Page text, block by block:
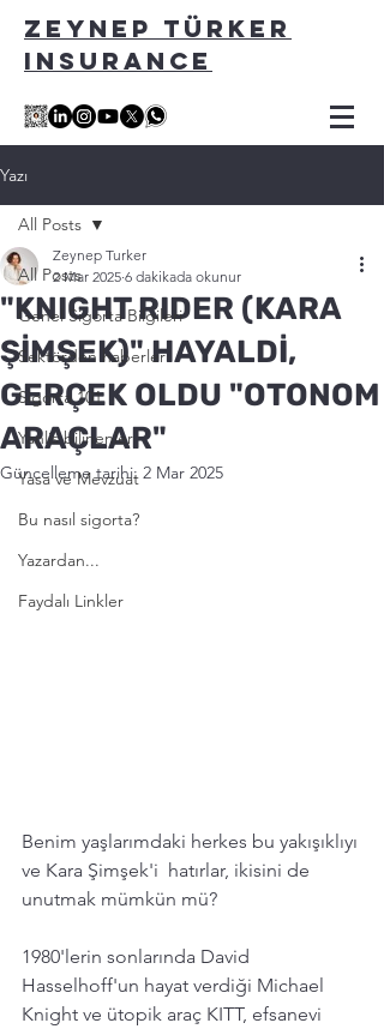
ZEYNEP TÜRKER
INSURANCE
Yazı
All Posts
Genel Sigorta Bilgileri
Sektörden haberler
Sigorta 101
Yanlis bilinenler
Yasa ve Mevzuat
Bu nasıl sigorta?
Yazardan...
Faydalı Linkler
All Posts
"KNIGHT RIDER (KARA
ŞİMŞEK)" HAYALDİ,
GERÇEK OLDU "OTONOM
ARAÇLAR"
Zeynep Turker
2 Mar 2025 6 dakikada okunur
Güncelleme tarihi:2 Mar 2025
Benim yaşlarımdaki herkes bu yakışıklıyı
ve Kara Şimşek'i  hatırlar, ikisini de
unutmak mümkün mü?
1980'lerin sonlarında David
Hasselhoff'un hayat verdiği Michael
Knight ve ütopik araç KITT, efsanevi